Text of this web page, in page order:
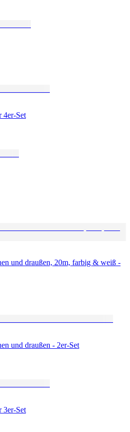
4er-Set
und draußen, 20m, farbig & weiß -
und draußen - 2er-Set
3er-Set